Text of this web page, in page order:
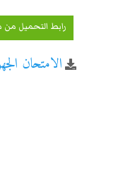
رابط التحميل من
الامتحان